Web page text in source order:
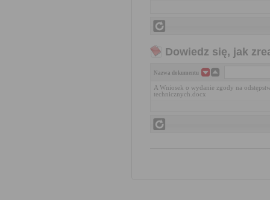
Dowiedz się, jak
Nazwa dokumentu
A Wniosek o wydanie zgody na
technicznych.docx